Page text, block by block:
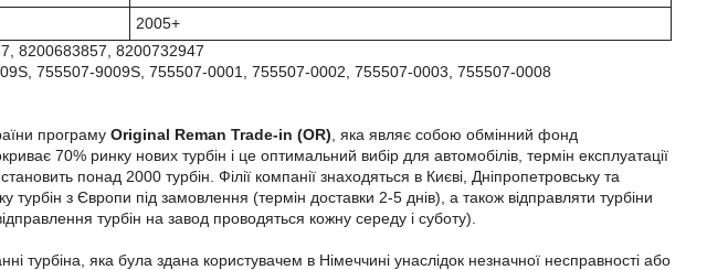
2005+
8200683857, 8200732947
755507-9009S, 755507-0001, 755507-0002, 755507-0003, 755507-0008
програму Original Reman Trade-in (OR) , яка являє собою обмінний фонд
70% ринку нових турбін і це оптимальний вибір для автомобілів, термін експлуатації
понад 2000 турбін. Філії компанії знаходяться в Києві, Дніпропетровську та
з Європи під замовлення (термін доставки 2-5 днів), а також відправляти турбіни
турбін на завод проводяться кожну середу і суботу).
турбіна, яка була здана користувачем в Німеччині унаслідок незначної несправності або